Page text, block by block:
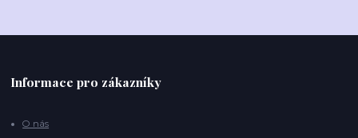
Informace pro zákazníky
O nás